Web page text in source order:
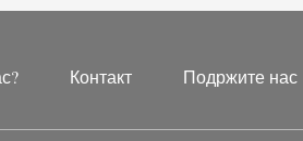
Контакт Подржите нас